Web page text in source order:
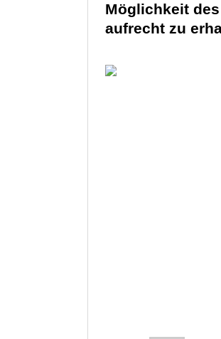
Möglichkeit